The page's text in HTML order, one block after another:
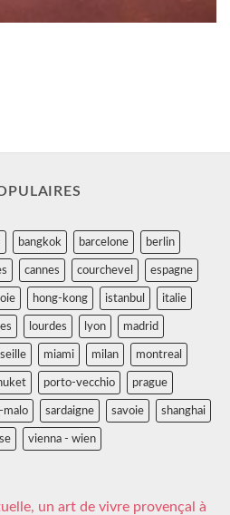
bangkok barcelone berlin
cannes courchevel espagne
hong-kong istanbul italie
lourdes lyon madrid
miami milan montreal
porto-vecchio prague
malo sardaigne savoie shanghai
vienna - wien
un art de vivre provençal à